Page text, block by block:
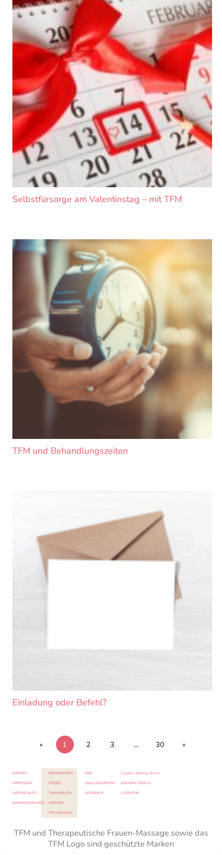
Selbstfürsorge am Valentinstag – mit TFM
TFM und Behandlungszeiten
Einladung oder Befehl?
« 1 2 3 … 30 »
KONTAKT
IMPRESSUM
DATENSCHUTZ
BARRIEREFREIHEIT
BEHANDLERIN
FINDEN
THERAPEUTIN
WERDEN
TFM MAGAZIN
Creative Healing World
BEKANNT DURCH…
LITERATUR
AGB
ZAHLUNGSARTEN
WIDERRUF
TFM und Therapeutische Frauen-Massage sowie das
TFM Logo sind geschützte Marken